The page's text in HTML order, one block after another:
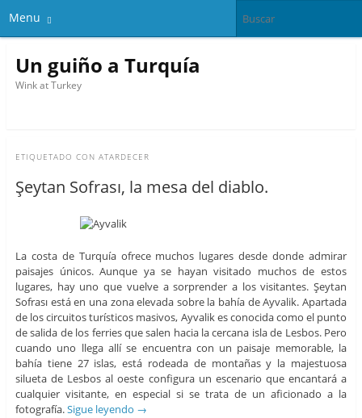
Menu
Un guiño a Turquía
Wink at Turkey
ETIQUETADO CON ATARDECER
Şeytan Sofrası, la mesa del diablo.
La costa de Turquía ofrece muchos lugares desde donde admirar
paisajes únicos. Aunque ya se hayan visitado muchos de estos
lugares, hay uno que vuelve a sorprender a los visitantes. Şeytan
Sofrası está en una zona elevada sobre la bahía de Ayvalik. Apartada
de los circuitos turísticos masivos, Ayvalik es conocida como el punto
de salida de los ferries que salen hacia la cercana isla de Lesbos. Pero
cuando uno llega allí se encuentra con un paisaje memorable, la
bahía tiene 27 islas, está rodeada de montañas y la majestuosa
silueta de Lesbos al oeste configura un escenario que encantará a
cualquier visitante, en especial si se trata de un aficionado a la
fotografía.Sigue leyendo →